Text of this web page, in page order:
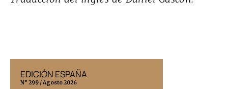
EDICIÓN ESPAÑA
N° 299 / Agosto 2026